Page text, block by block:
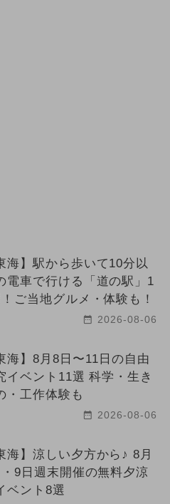
海】駅から歩いて10分以
電車で行ける「道の駅」1
ご当地グルメ・体験も！
2026-08-06
海】8月8日〜11日の自由
イベント11選 科学・生き
・工作体験も
2026-08-06
海】涼しい夕方から♪ 8月
9日週末開催の無料夕涼
ベント8選